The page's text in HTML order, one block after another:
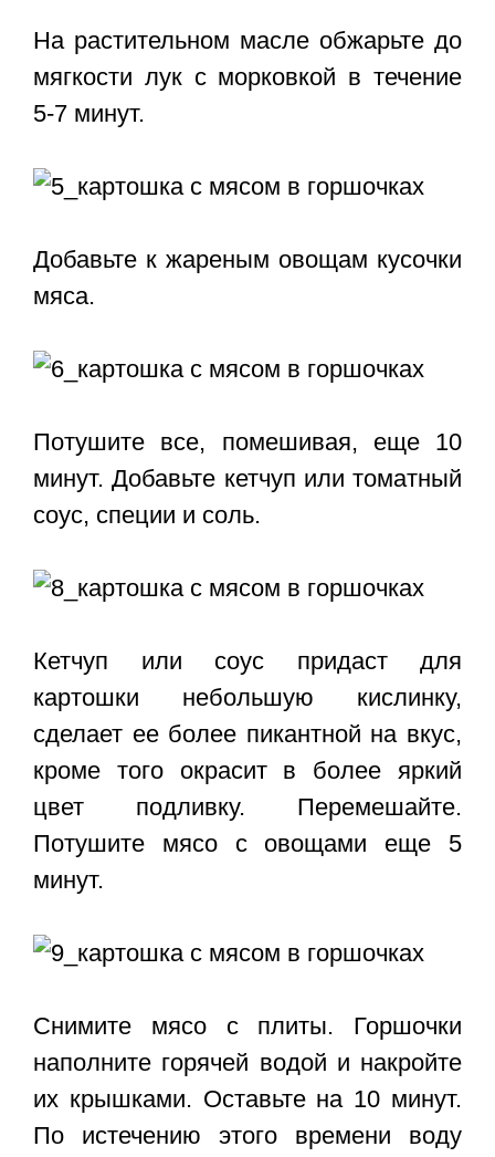
На растительном масле обжарьте до
мягкости лук с морковкой в течение
5-7 минут.
Добавьте к жареным овощам кусочки
мяса.
Потушите все, помешивая, еще 10
минут. Добавьте кетчуп или томатный
соус, специи и соль.
Кетчуп или соус придаст для
картошки небольшую кислинку,
сделает ее более пикантной на вкус,
кроме того окрасит в более яркий
цвет подливку. Перемешайте.
Потушите мясо с овощами еще 5
минут.
Снимите мясо с плиты. Горшочки
наполните горячей водой и накройте
их крышками. Оставьте на 10 минут.
По истечению этого времени воду